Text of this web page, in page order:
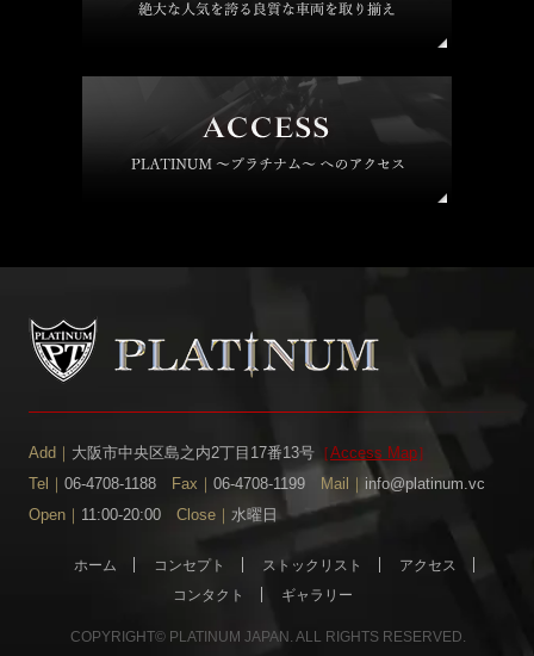
Add｜ 大阪市中央区島之内2丁目17番13号［Access Map］
Tel｜ 06-4708-1188 Fax｜ 06-4708-1199 Mail｜ info@platinum.vc
Open｜ 11:00-20:00 Close｜ 水曜日
ホーム コンセプト ストックリスト
アクセス
コンタクト
ギャラリー
COPYRIGHT© PLATINUM JAPAN. ALL RIGHTS RESERVED.